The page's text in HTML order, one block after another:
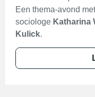
Een thema-avond
sociologe Katharina
Kulick.